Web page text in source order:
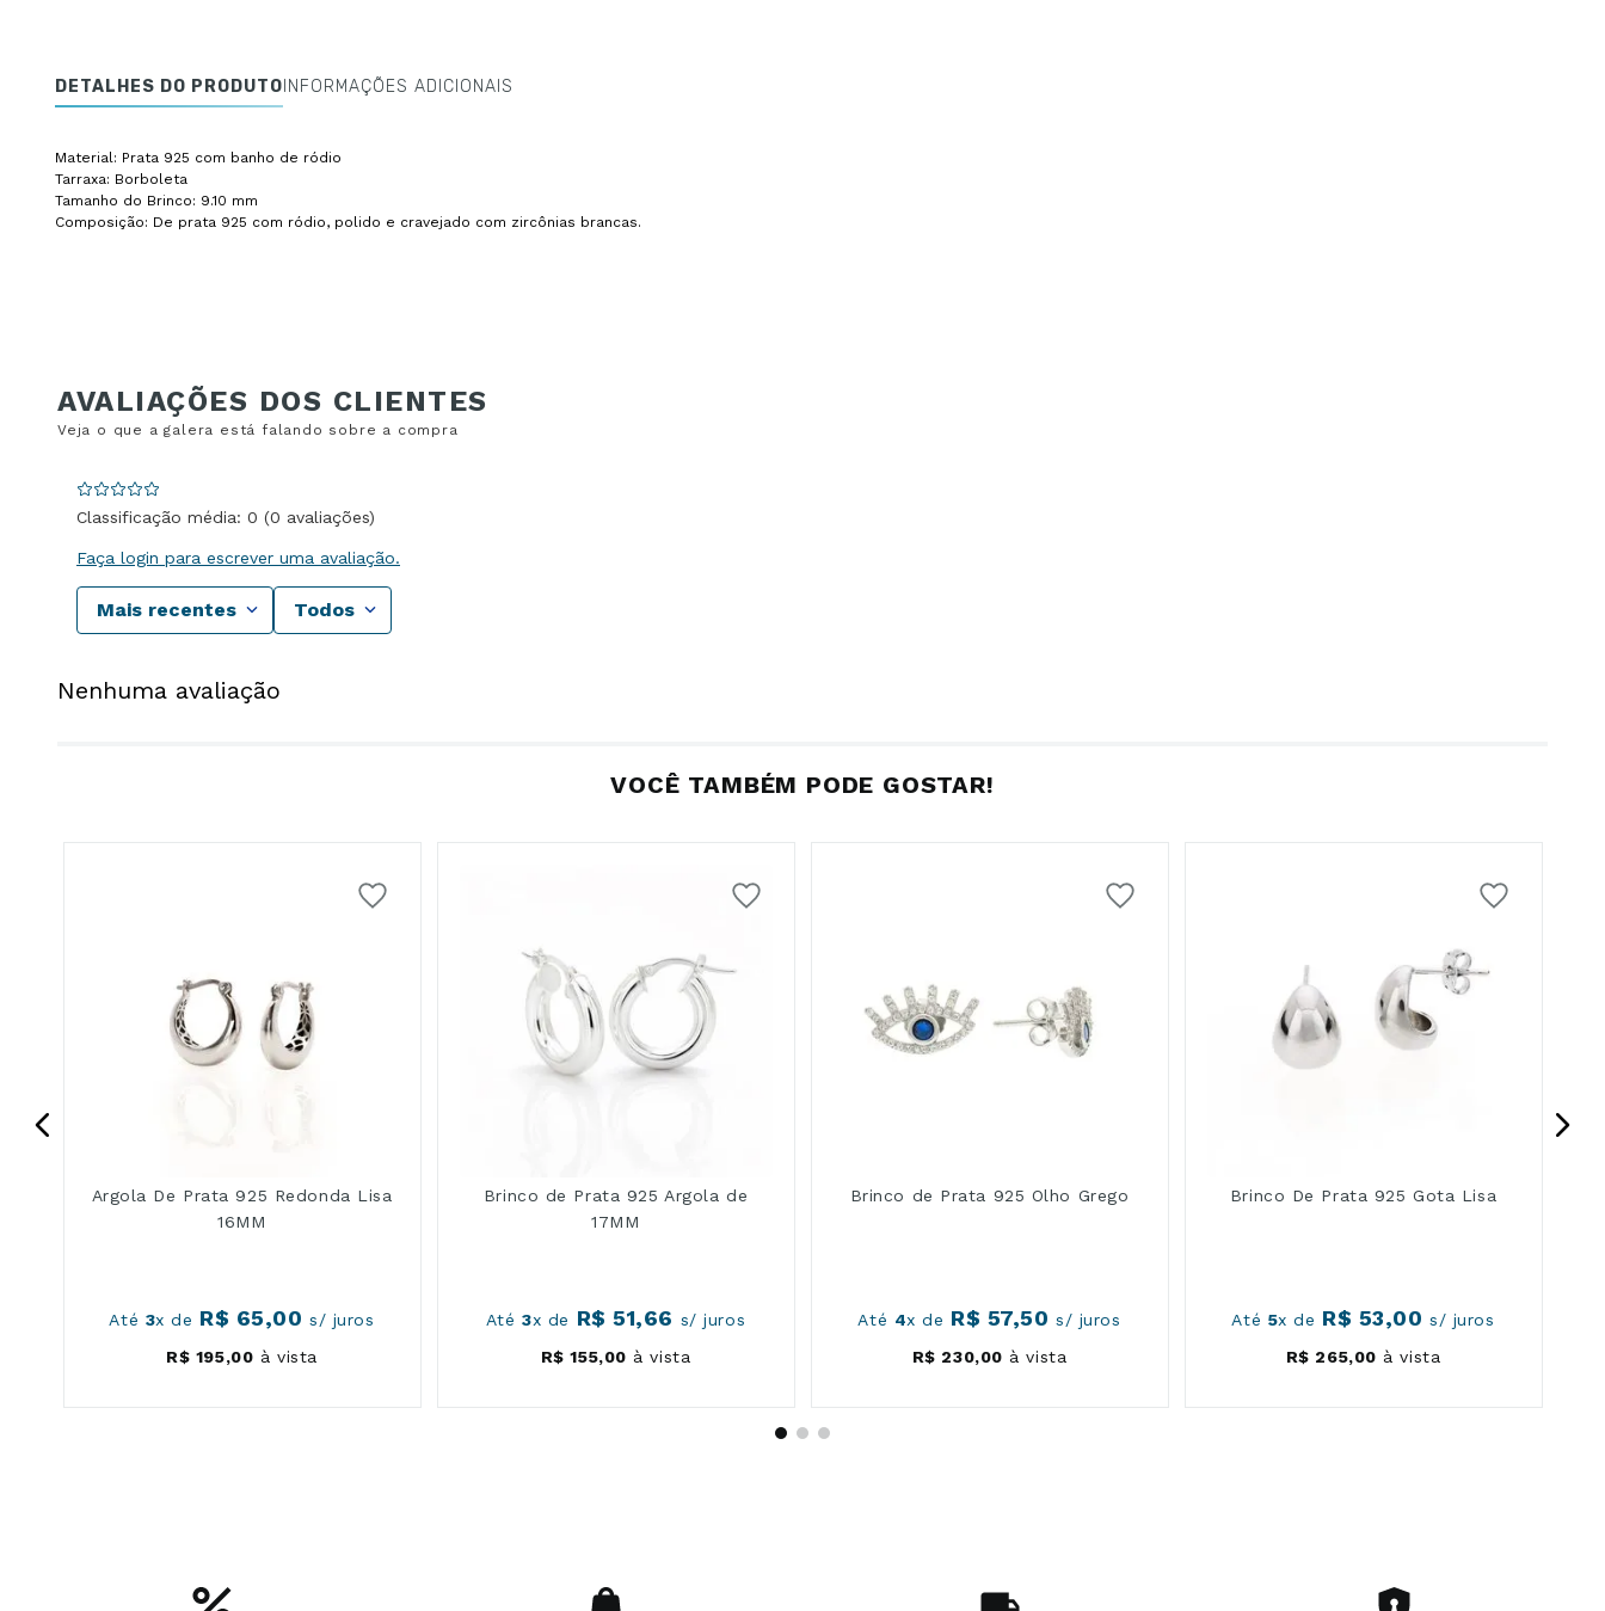
DETALHES DO PRODUTO INFORMAÇÕES ADICIONAIS
Material: Prata 925 com banho de ródio
Tarraxa: Borboleta
Tamanho do Brinco: 9.10 mm
Composição: De prata 925 com ródio, polido e cravejado com zircônias brancas.
Classificação média: 0 (0 avaliações)
Faça login para escrever uma avaliação.
Mais recentes Todos
Nenhuma avaliação
VOCÊ TAMBÉM PODE GOSTAR!
Argola De Prata 925 Redonda Lisa
16MM
Até 3x de R$ 65,00 s/ juros
R$ 195,00 à vista
Brinco de Prata 925 Argola de
17MM
Até3x de R$ 51,66 s/ juros
R$ 155,00 à vista
Brinco de Prata 925 Olho Grego
Até 4x de R$ 57,50 s/ juros
R$ 230,00 à vista
Brinco De Prata 925 Gota Lisa
Até 5x de R$ 53,00 s/ juros
R$ 265,00 à vista